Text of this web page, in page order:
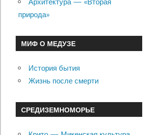
Архитектура — «Вторая
природа»
МИФ О МЕДУЗЕ
История бытия
Жизнь после смерти
СРЕДИЗЕМНОМОРЬЕ